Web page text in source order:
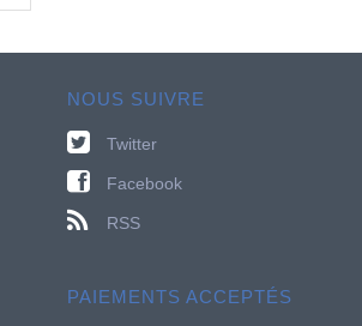
NOUS SUIVRE
Twitter
Facebook
RSS
PAIEMENTS ACCEPTÉS